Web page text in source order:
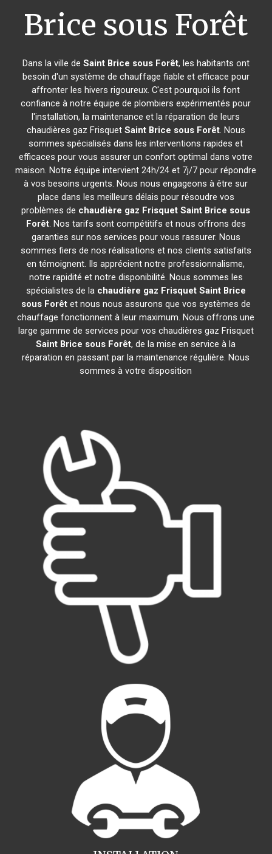
Brice sous Forêt
Dans la ville de Saint Brice sous Forêt, les habitants ont
besoin d'un système de chauffage fiable et efficace pour
affronter les hivers rigoureux. C'est pourquoi ils font
confiance à notre équipe de plombiers expérimentés pour
l'installation, la maintenance et la réparation de leurs
chaudières gaz Frisquet Saint Brice sous Forêt. Nous
sommes spécialisés dans les interventions rapides et
efficaces pour vous assurer un confort optimal dans votre
maison. Notre équipe intervient 24h/24 et 7j/7 pour répondre
à vos besoins urgents. Nous nous engageons à être sur
place dans les meilleurs délais pour résoudre vos
problèmes de chaudière gaz Frisquet Saint Brice sous
Forêt. Nos tarifs sont compétitifs et nous offrons des
garanties sur nos services pour vous rassurer. Nous
sommes fiers de nos réalisations et nos clients satisfaits
en témoignent. Ils apprécient notre professionnalisme,
notre rapidité et notre disponibilité. Nous sommes les
spécialistes de la chaudière gaz Frisquet Saint Brice
sous Forêtet nous nous assurons que vos systèmes de
chauffage fonctionnent à leur maximum. Nous offrons une
large gamme de services pour vos chaudières gaz Frisquet
Saint Brice sous Forêt, de la mise en service à la
réparation en passant par la maintenance régulière. Nous
sommes à votre disposition